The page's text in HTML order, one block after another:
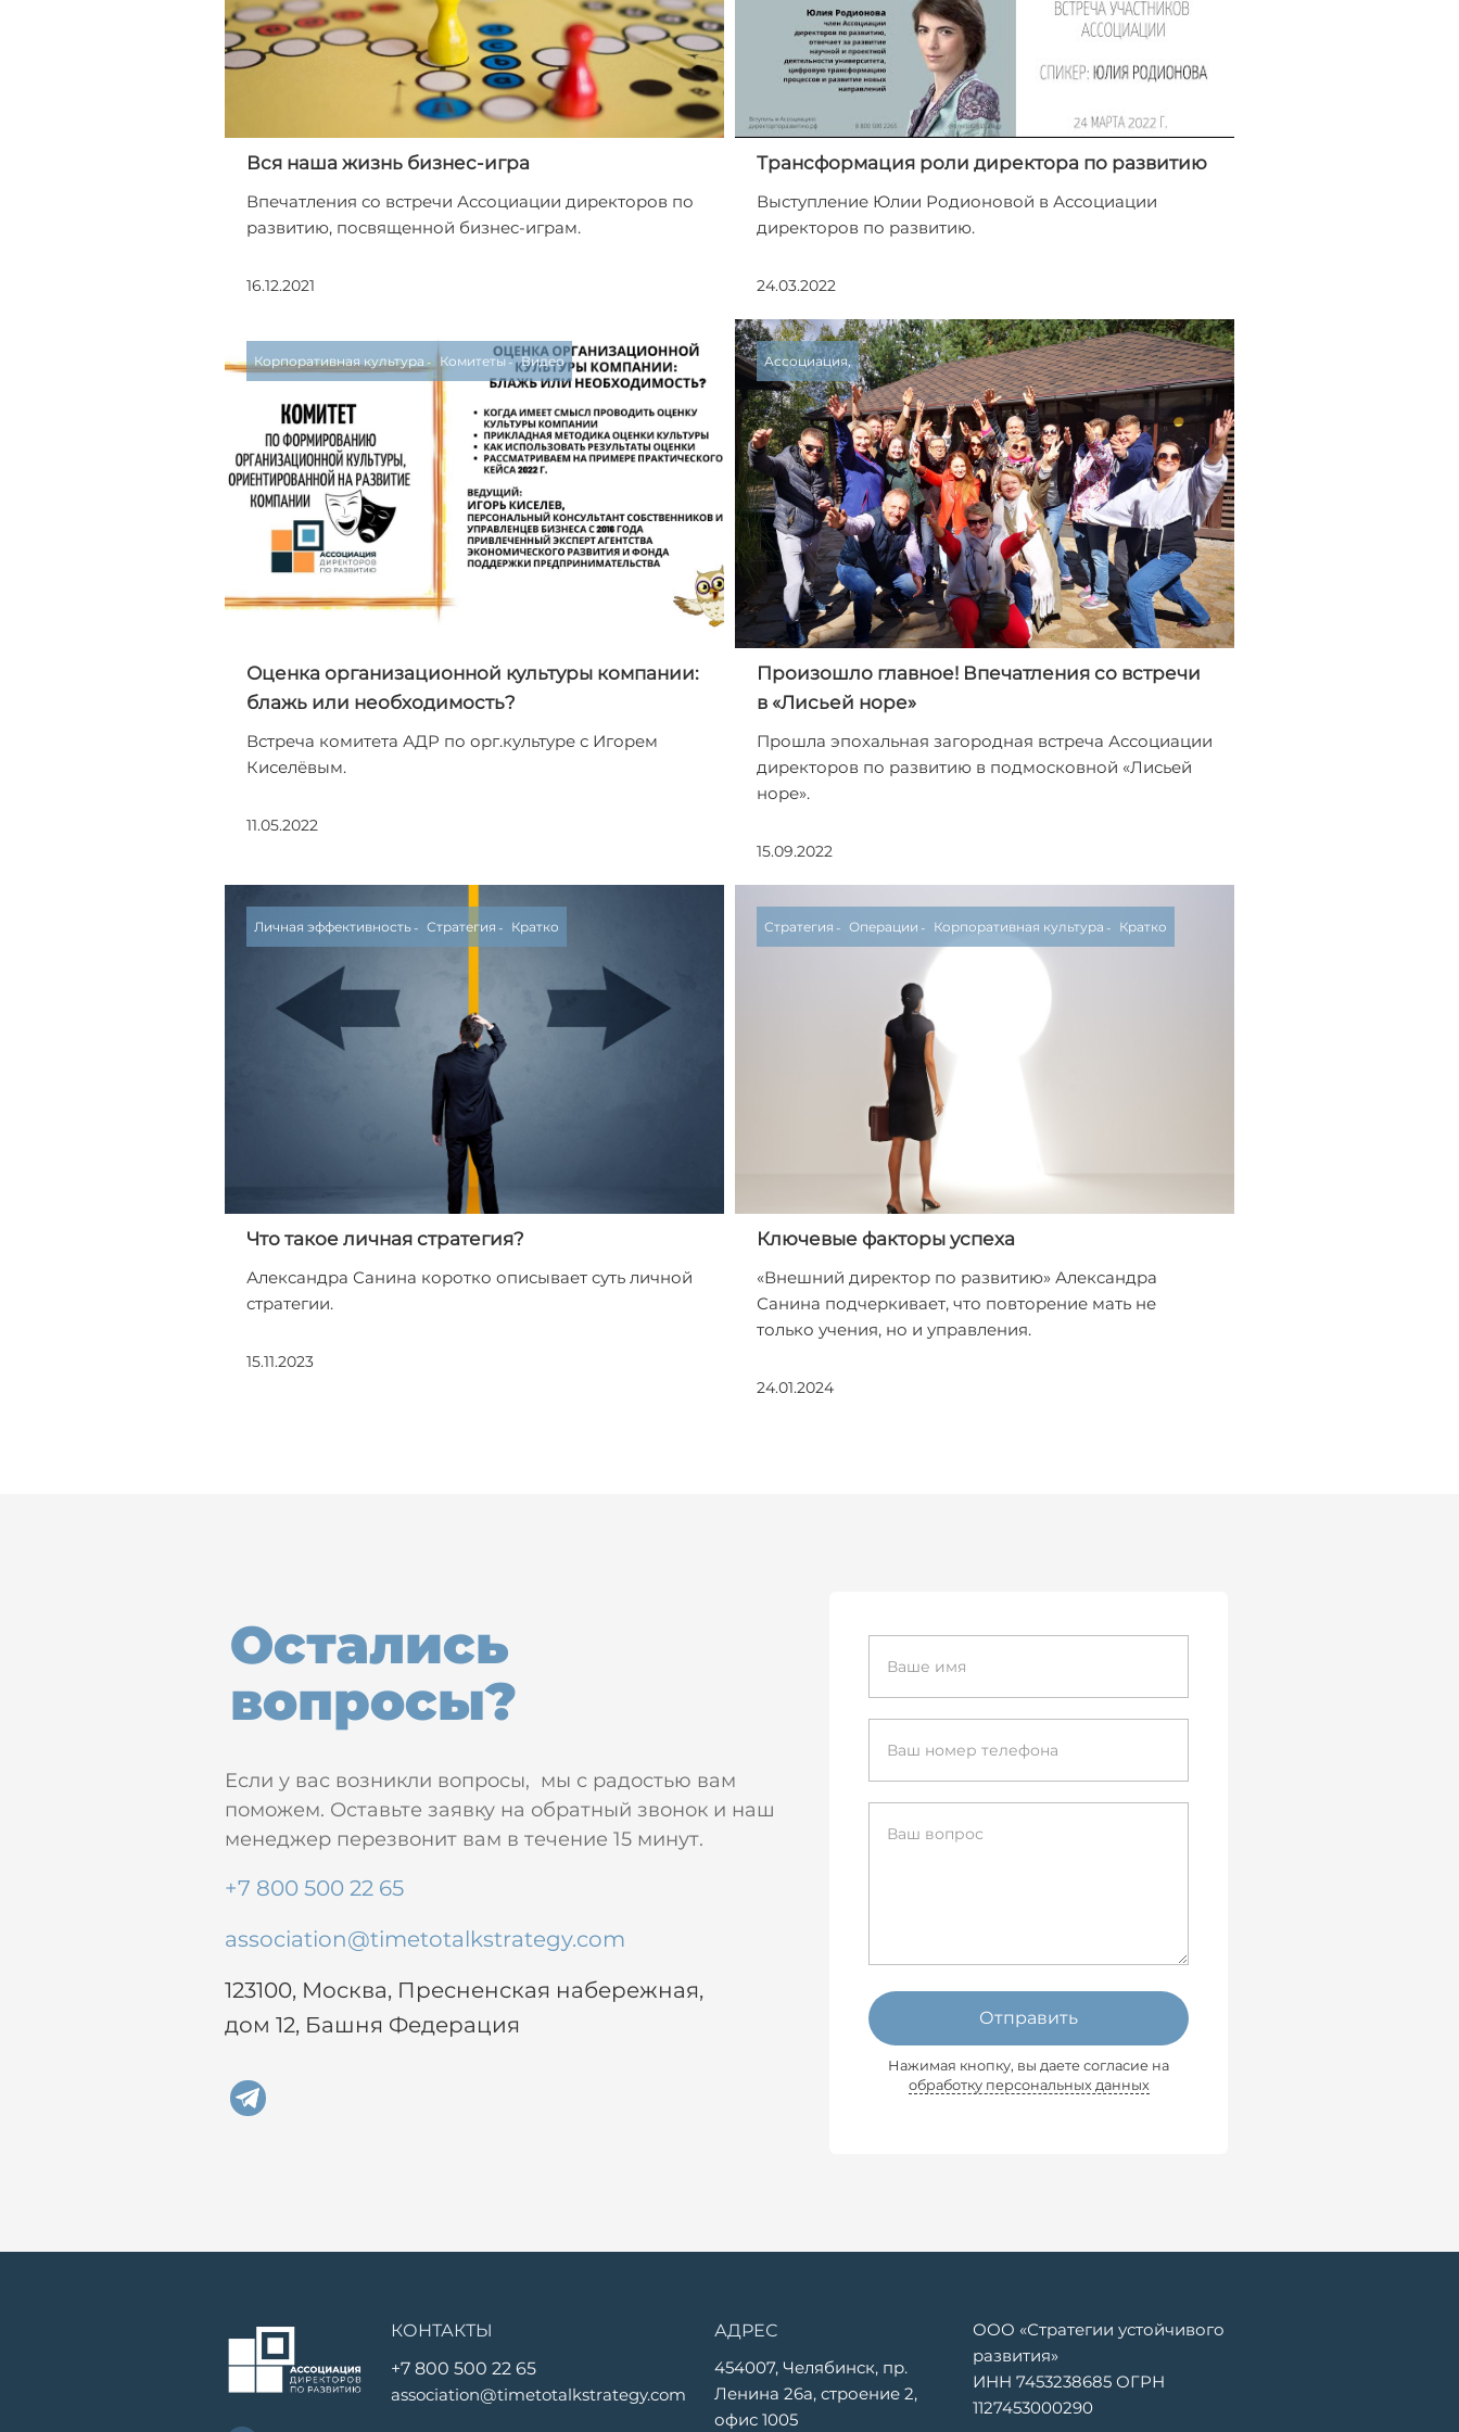
Вся наша жизнь бизнес-игра
Впечатления со встречи Ассоциации директоров по
развитию, посвященной бизнес-играм.
16.12.2021
Трансформация роли директора по развитию
Выступление Юлии Родионовой в Ассоциации
директоров по развитию.
24.03.2022
Корпоративная культура Комитеты Видео
Оценка организационной культуры компании:
блажь или необходимость?
Встреча комитета АДР по орг.культуре с Игорем
Киселёвым.
11.05.2022
Ассоциация,
Произошло главное! Впечатления со встречи
в «Лисьей норе»
Прошла эпохальная загородная встреча Ассоциации
директоров по развитию в подмосковной «Лисьей
норе».
15.09.2022
Личная эффективность Стратегия Кратко
Что такое личная стратегия?
Александра Санина коротко описывает суть личной
стратегии.
15.11.2023
Стратегия Операции Корпоративная культура Кратко
Ключевые факторы успеха
«Внешний директор по развитию» Александра
Санина подчеркивает, что повторение мать не
только учения, но и управления.
24.01.2024
Остались
вопросы?
Если у вас возникли вопросы, мы с радостью вам
поможем. Оставьте заявку на обратный звонок и наш
менеджер перезвонит вам в течение 15 минут.
+7 800 500 22 65
association@timetotalkstrategy.com
123100, Москва, Пресненская набережная,
дом 12, Башня Федерация
Отправить
Нажимая кнопку, вы даете согласие на
обработку персональных данных
КОНТАКТЫ
+7 800 500 22 65
association@timetotalkstrategy.com
АДРЕС
454007, Челябинск, пр.
Ленина 26а, строение 2,
офис 1005
ООО «Стратегии устойчивого
развития»
ИНН 7453238685 ОГРН
1127453000290